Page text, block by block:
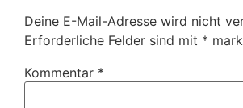
Deine E-Mail-Adresse wird nicht
Erforderliche Felder sind mit *
Kommentar *